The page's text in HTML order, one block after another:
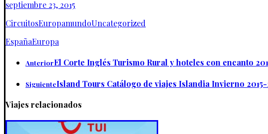
septiembre 23, 2015
CircuitosEuropamundoUncategorized
EspañaEuropa
AnteriorEl Corte Inglés Turismo Rural y hoteles con encanto
SiguienteIsland Tours Catálogo de viajes Islandia Invierno 2015-
Viajes relacionados